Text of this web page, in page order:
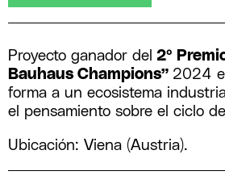
Proyecto ganador del 2º
Bauhaus Champions” 2024
forma a un ecosistema
el pensamiento sobre el ciclo
Ubicación: Viena (Austria).